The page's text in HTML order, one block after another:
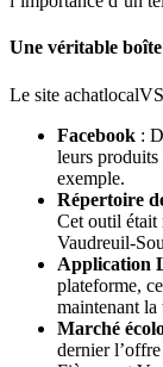
Une véritable
Le site
Facebook :
leurs produits
exemple.
Répertoire
Cet outil était
Vaudreuil-
Application
plateforme,
maintenant la
Marché
dernier